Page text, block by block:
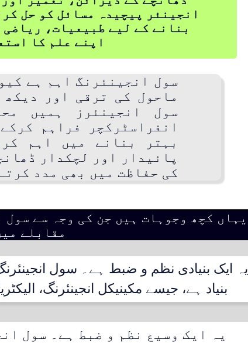
انجینئر پیچیدہ مسائل کو حل
بنانے کے لیے طبیعیات،
اپنے علم کا
سول انجینئرنگ اہم ہے
ماحول کی ترقی اور
سول انجینئرز ہمیں
انفراسٹرکچر فراہم
بہتر بنانے میں اہم
پائیدار اور لچکدار
کی حفاظت میں بھی مدد
یہاں کچھ وجوہات ہیں جن کی وجہ سے
مقابلے
یہ ایک بنیادی نظم و ضبط ہے۔ سول
بنیاد ہے، جیسے مکینیکل انجینئرنگ،
یہ ایک وسیع نظم و ضبط ہے۔ سول